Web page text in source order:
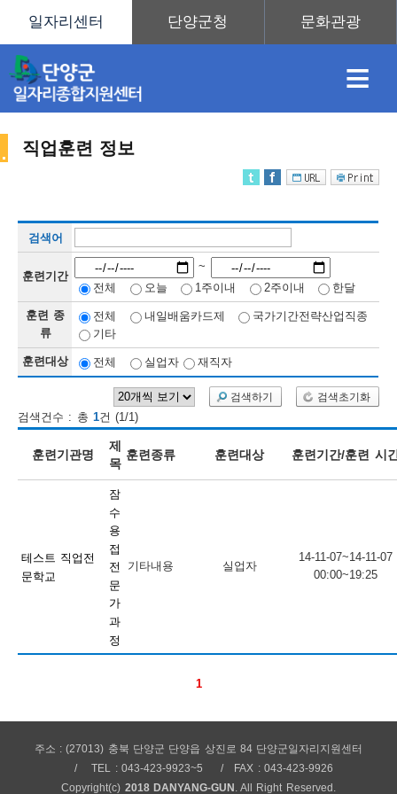
≡
보
보
련
우
내
직업훈련 정보
검색어
훈련기간
~
전체
오늘 1주이내 2주이내 한달
훈련 종
류
전체 내일배움카드제
국가기간전략산업직종
기타
훈련대상 전체 실업자 재직자
검색하기 검색초기화
검색건수 : 총 1건 (1/1)
훈련기관명
제
목
훈련종류 훈련대상 훈련기간/훈련 시
테스트 직업전
문학교
잠
수
용
접
전
문
가
과
정
기타내용 실업자
14-11-07~14-11-07
00:00~19:25
1
직
업
훈
련
주소 : (27013) 충북 단양군 단양읍 상진로 84 단양군일자리지원센터
TEL : 043-423-9923~5
FAX : 043-423-9926
Copyright(c) 2018 DANYANG-GUN . All Right Reserved.